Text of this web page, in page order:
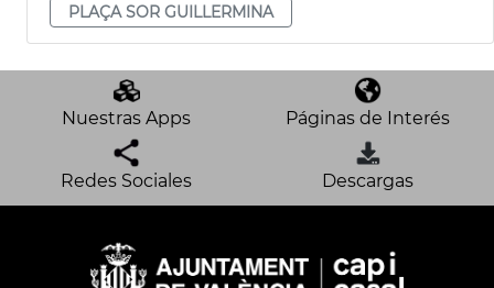
PLAÇA SOR GUILLERMINA
Nuestras Apps Páginas de Interés
Redes Sociales Descargas